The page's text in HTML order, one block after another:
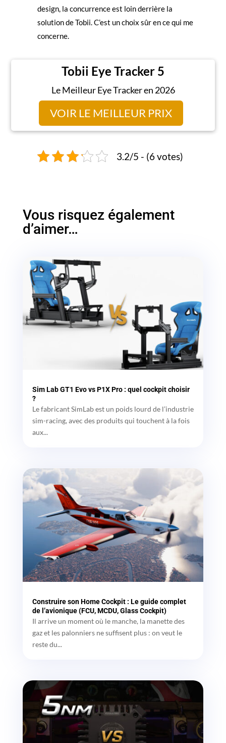
design, la concurrence est loin derrière la
solution de Tobii. C’est un choix sûr en ce qui me
concerne.
Tobii Eye Tracker 5
Le Meilleur Eye Tracker en 2026
VOIR LE MEILLEUR PRIX
3.2/5 - (6 votes)
Vous risquez également
d’aimer…
Sim Lab GT1 Evo vs P1X Pro : quel cockpit choisir
?
Le fabricant SimLab est un poids lourd de l’industrie
sim-racing, avec des produits qui touchent à la fois
aux...
Construire son Home Cockpit : Le guide complet
de l’avionique (FCU, MCDU, Glass Cockpit)
Il arrive un moment où le manche, la manette des
gaz et les palonniers ne suffisent plus : on veut le
reste du...